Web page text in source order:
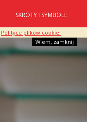
Polityce plików cookie.
Wiem, zamknij
SKRÓTY I SYMBOLE